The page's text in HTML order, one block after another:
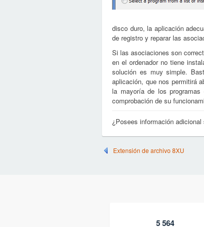
disco duro, la aplicación
de registro y reparar las
Si las asociaciones son
en el ordenador no tiene
solución es muy simple.
aplicación, que nos permitirá
la mayoría de los
comprobación de su
¿Posees información
Extensión de archivo 8XU
5 564